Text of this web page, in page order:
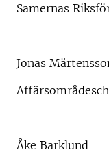
Samernas
Jonas
Åke Barklund